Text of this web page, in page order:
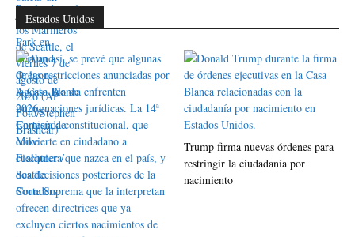
Estados Unidos
Trump firma nuevas órdenes para
restringir la ciudadanía por
nacimiento